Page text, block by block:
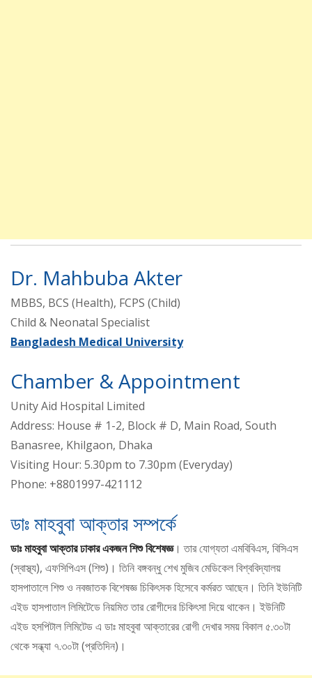
Dr. Mahbuba Akter
MBBS, BCS (Health), FCPS (Child)
Child & Neonatal Specialist
Bangladesh Medical University
Chamber & Appointment
Unity Aid Hospital Limited
Address: House # 1-2, Block # D, Main Road, South
Banasree, Khilgaon, Dhaka
Visiting Hour: 5.30pm to 7.30pm (Everyday)
Phone: +8801997-421112
ডাঃ মাহবুবা আক্তার সম্পর্কে
ডাঃ মাহবুবা আক্তার ঢাকার একজন শিশু বিশেষজ্ঞ। তার যোগ্যতা এমবিবিএস, বিসিএস
(স্বাস্থ্য), এফসিপিএস (শিশু)। তিনি বঙ্গবন্ধু শেখ মুজিব মেডিকেল বিশ্ববিদ্যালয়
হাসপাতালে শিশু ও নবজাতক বিশেষজ্ঞ চিকিৎসক হিসেবে কর্মরত আছেন। তিনি ইউনিটি
এইড হাসপাতাল লিমিটেডে নিয়মিত তার রোগীদের চিকিৎসা দিয়ে থাকেন। ইউনিটি
এইড হসপিটাল লিমিটেড এ ডাঃ মাহবুবা আক্তারের রোগী দেখার সময় বিকাল ৫.৩০টা
থেকে সন্ধ্যা ৭.৩০টা (প্রতিদিন)।